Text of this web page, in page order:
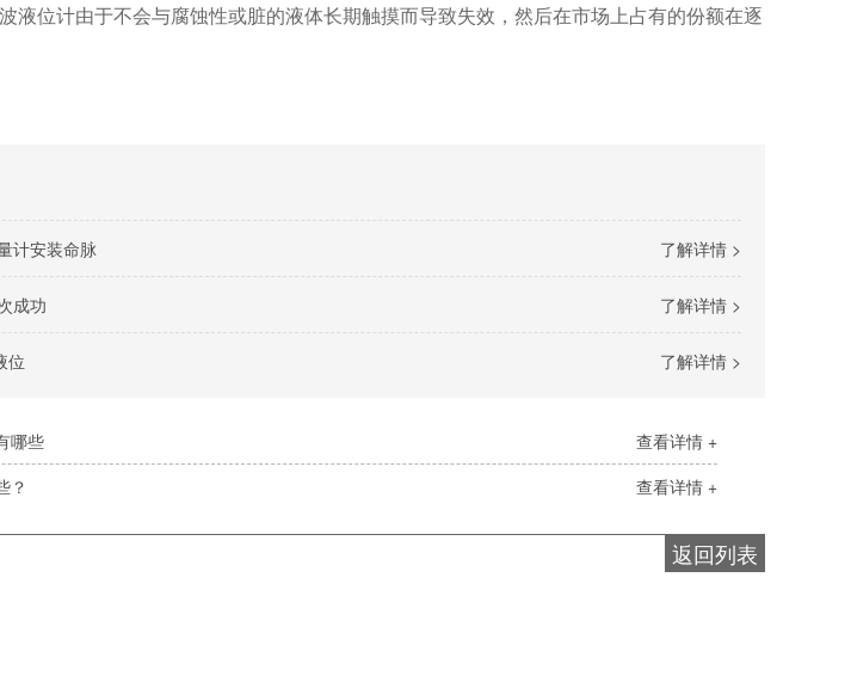
液位计由于不会与腐蚀性或脏的液体长期触摸而导致失效，然后在市场上占有的份额在逐
了解详情 >
计安装命脉
了解详情 >
成功
了解详情 >
位
查看详情 +
哪些
查看详情 +
？
返回列表